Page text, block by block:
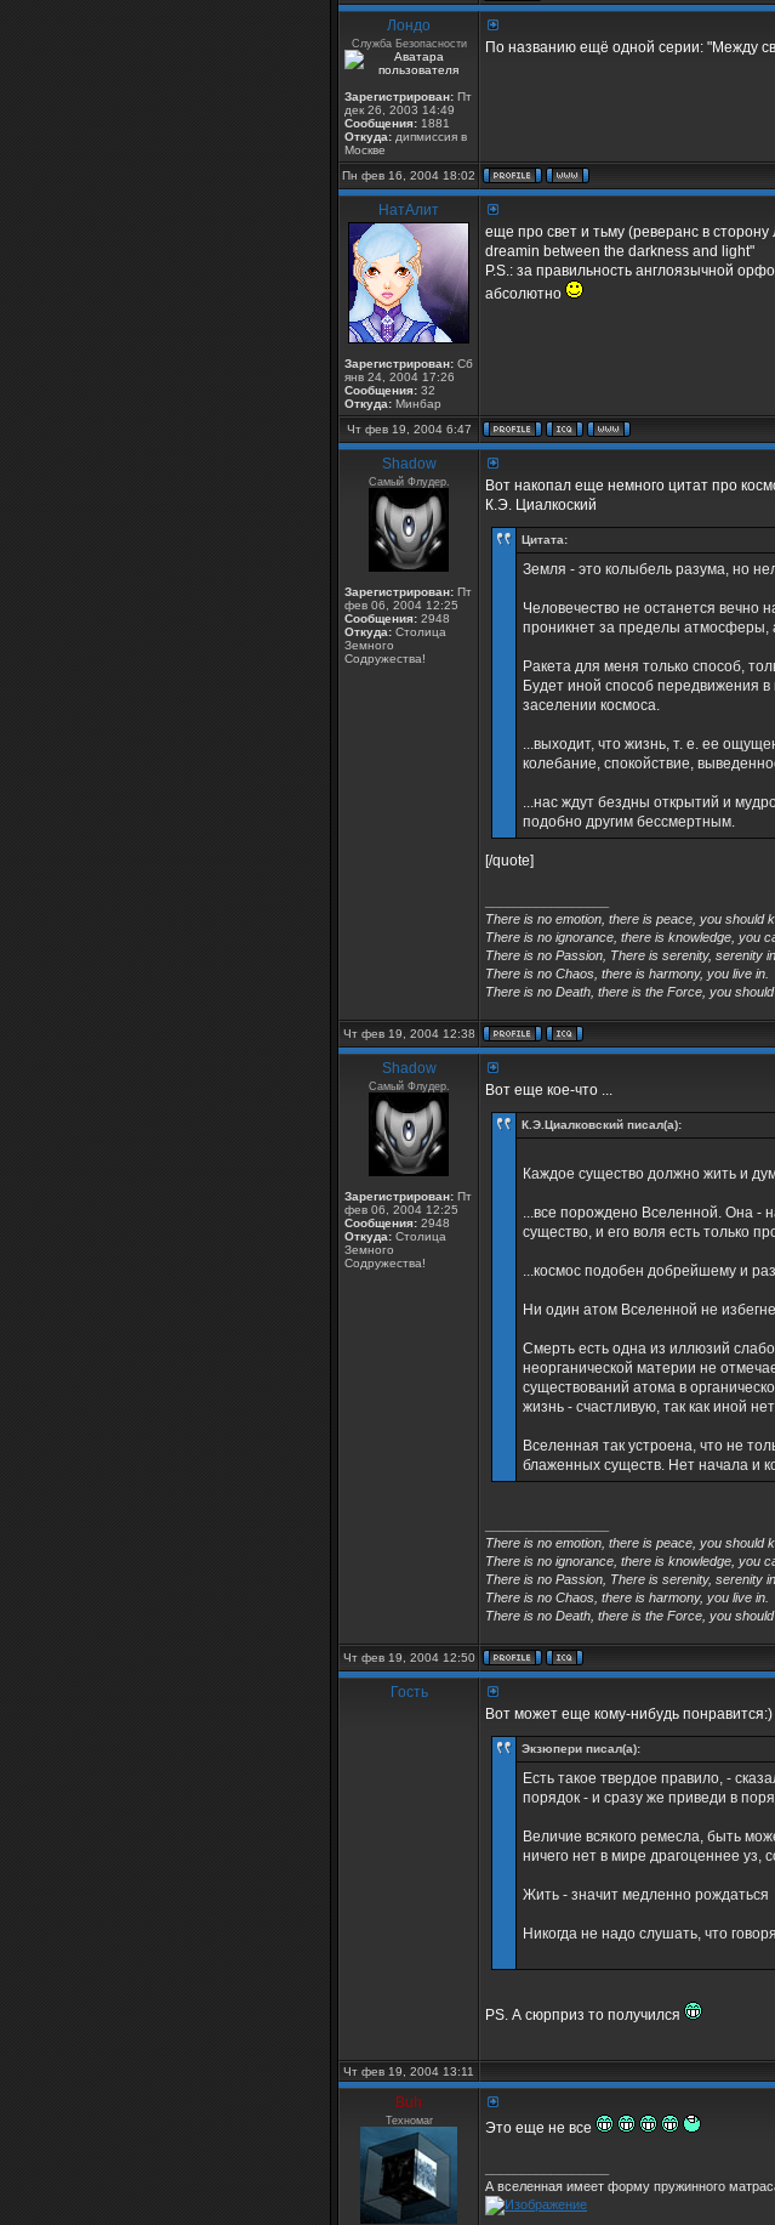
Лондо
Служба Безопасности
Зарегистрирован: Пт
дек 26, 2003 14:49
Сообщения: 1881
Откуда: дипмиссия в
Москве
По названию ещё одной серии: "Между
Пн фев 16, 2004 18:02
НатАлит
Зарегистрирован: Сб
янв 24, 2004 17:26
Сообщения: 32
Откуда: Минбар
еще про свет и тьму (реверанс в
dreamin between the darkness and light"
P.S.: за правильность англоязычной
абсолютно
Чт фев 19, 2004 6:47
Shadow
Самый Флудер.
Зарегистрирован: Пт
фев 06, 2004 12:25
Сообщения: 2948
Откуда: Столица
Земного
Содружества!
Вот накопал еще немного цитат про
К.Э. Циалкоский
Цитата:
Земля - это колыбель разума, но
Человечество не останется вечно
проникнет за пределы атмосферы,
Ракета для меня только способ,
Будет иной способ передвижения
заселении космоса.
...выходит, что жизнь, т. е. ее
колебание, спокойствие,
...нас ждут бездны открытий и
подобно другим бессмертным.
[/quote]
There is no emotion, there is peace, you should
There is no ignorance, there is knowledge, you
There is no Passion, There is serenity, serenity
There is no Chaos, there is harmony, you live in.
There is no Death, there is the Force, you should
Чт фев 19, 2004 12:38
Shadow
Самый Флудер.
Зарегистрирован: Пт
фев 06, 2004 12:25
Сообщения: 2948
Откуда: Столица
Земного
Содружества!
Вот еще кое-что ...
К.Э.Циалковский писал(а):
Каждое существо должно жить и
...все порождено Вселенной. Она -
существо, и его воля есть только
...космос подобен добрейшему и
Ни один атом Вселенной не
Смерть есть одна из иллюзий
неорганической материи не
существований атома в
жизнь - счастливую, так как иной
Вселенная так устроена, что не
блаженных существ. Нет начала и
There is no emotion, there is peace, you should
There is no ignorance, there is knowledge, you
There is no Passion, There is serenity, serenity
There is no Chaos, there is harmony, you live in.
There is no Death, there is the Force, you should
Чт фев 19, 2004 12:50
Гость
Вот может еще кому-нибудь понравится:)
Экзюпери писал(а):
Есть такое твердое правило, -
порядок - и сразу же приведи в
Величие всякого ремесла, быть
ничего нет в мире драгоценнее уз,
Жить - значит медленно рождаться
Никогда не надо слушать, что
PS. А сюрприз то получился
Чт фев 19, 2004 13:11
Buh
Техномаг Это еще не все
А вселенная имеет форму пружинного